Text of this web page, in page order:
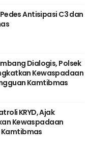
Antisipasi C3 dan
Dialogis, Polsek
Kewaspadaan
Kamtibmas
KRYD, Ajak
Kewaspadaan